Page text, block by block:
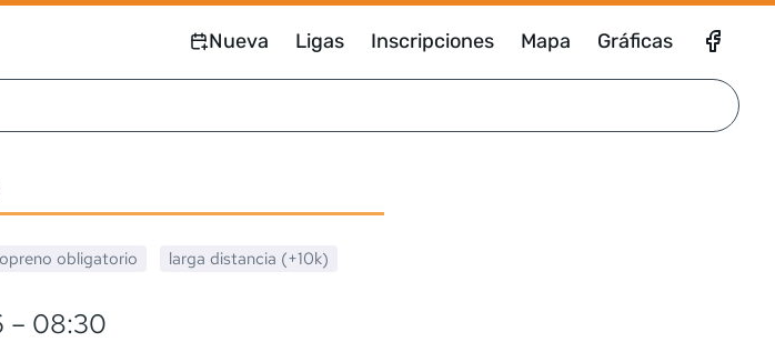
Nueva Ligas Inscripciones Mapa Gráficas
obligatorio larga distancia (+10k)
– 08:30